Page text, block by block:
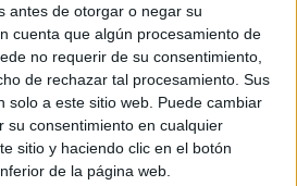
antes de otorgar o negar su
cuenta que algún procesamiento de
no requerir de su consentimiento,
de rechazar tal procesamiento. Sus
solo a este sitio web. Puede cambiar
su consentimiento en cualquier
sitio y haciendo clic en el botón
de la página web.
los recuerdos en